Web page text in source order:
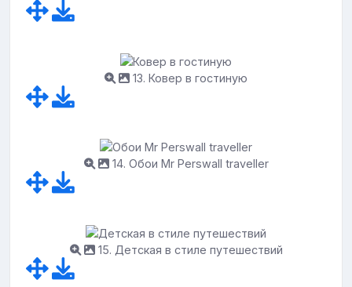
13. Ковер в гостиную
14. Обои Mr Perswall traveller
15. Детская в стиле путешествий